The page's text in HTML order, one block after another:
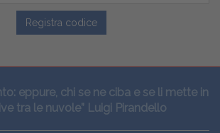
Registra codice
eppure, chi se ne ciba e se li mette in
tra le nuvole” Luigi Pirandello